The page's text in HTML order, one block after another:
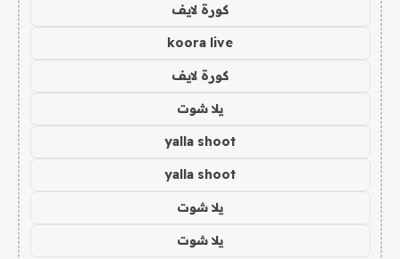
كورة لايف
koora live
كورة لايف
يلا شوت
yalla shoot
yalla shoot
يلا شوت
يلا شوت